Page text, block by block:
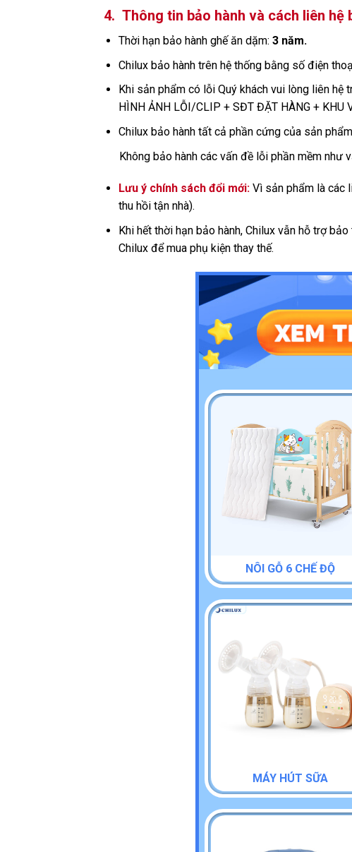
4. Thông tin bảo hành và cách liên hệ
Thời hạn bảo hành ghế ăn dặm: 3 năm.
Chilux bảo hành trên hệ thống bằng số điện
Khi sản phẩm có lỗi Quý khách vui lòng liên hệ
HÌNH ẢNH LỖI/CLIP + SĐT ĐẶT HÀNG + KHU
Chilux bảo hành tất cả phần cứng của sản
Không bảo hành các vấn đề lỗi phần mềm như
Lưu ý chính sách đổi mới:Vì sản phẩm là các
thu hồi tận nhà).
Khi hết thời hạn bảo hành, Chilux vẫn hỗ trợ
Chilux để mua phụ kiện thay thế.
NÔI GỖ 6 CHẾ ĐỘ
MÁY HÚT SỮA